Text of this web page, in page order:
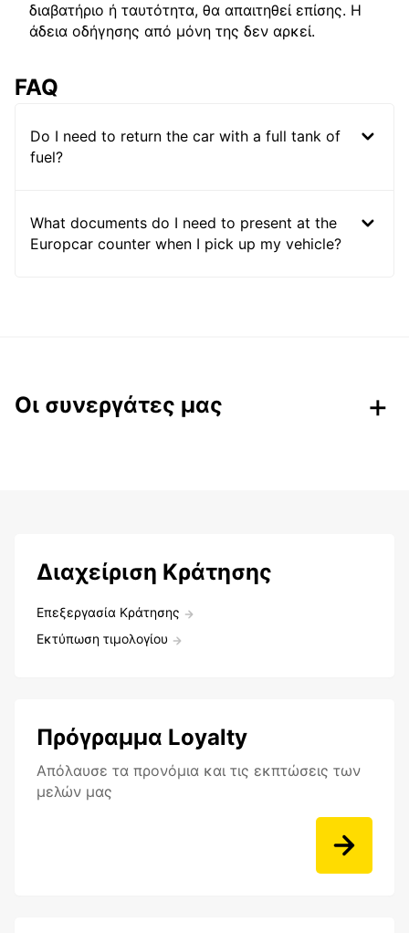
διαβατήριο ή ταυτότητα, θα απαιτηθεί επίσης. Η
άδεια οδήγησης από μόνη της δεν αρκεί.
FAQ
Do I need to return the car with a full tank of
fuel?
What documents do I need to present at the
Europcar counter when I pick up my vehicle?
Οι συνεργάτες μας
Διαχείριση Κράτησης
Επεξεργασία Κράτησης
Εκτύπωση τιμολογίου
Πρόγραμμα Loyalty
Aπόλαυσε τα προνόμια και τις εκπτώσεις των
μελών μας